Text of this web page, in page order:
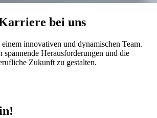
bei uns
innovativen und dynamischen Team.
spannende Herausforderungen und die
Zukunft zu gestalten.